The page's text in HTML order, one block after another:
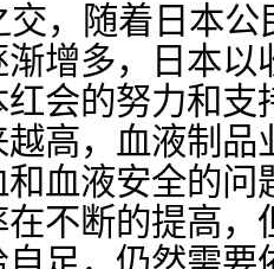
交，随着日本
渐增多，日本
红会的努力和
越高，血液制
和血液安全的
在不断的提高